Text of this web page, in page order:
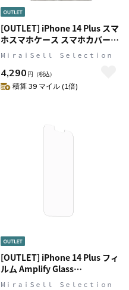
[OUTLET] iPhone 14 Plus スマ
ホスマホケース スマホカバー
スマホグリップ/スマホスタンド
スタンド内蔵 Clear(クリア)
OtterBox[オッターボックス]
OTTER + POP Symmetry[オッ
MⅰｒａｉＳｅｌｌ Ｓｅｌｅｃｔｉｏｎ
4,290 円 （税込）
積算 39 マイル (1倍)
[OUTLET] iPhone 14 Plus フィ
ルム Amplify Glass
Antimicrobial 抗菌性
MⅰｒａｉＳｅｌｌ Ｓｅｌｅｃｔｉｏｎ